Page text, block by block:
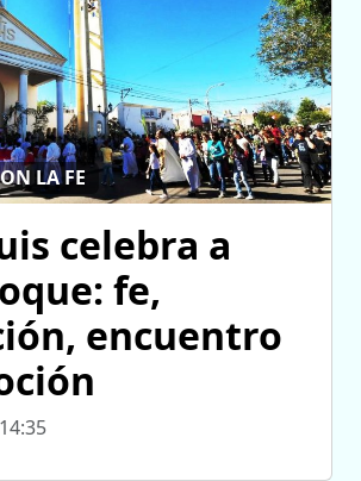
LA FE
celebra a
fe,
encuentro